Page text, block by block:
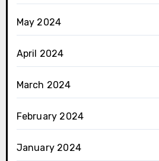
May 2024
April 2024
March 2024
February 2024
January 2024